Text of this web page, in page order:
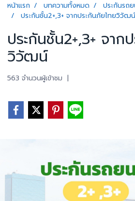
หน้าแรก บทความทั้งหมด
ประกันรถ
ประกันชั้น2+,3+ จากประกันภัยไทยวิวัฒน์
ประกันชั้น2+,3+ จาก
วิวัฒน์
563 จำนวนผู้เข้าชม |